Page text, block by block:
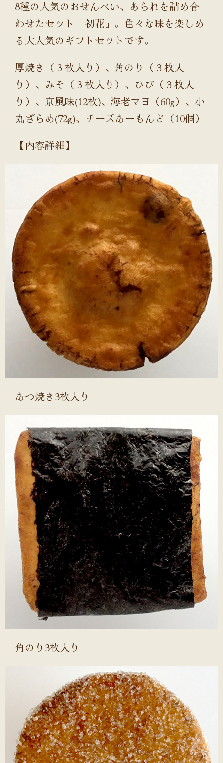
8種の人気のおせんべい、あられを詰め合
わせたセット「初花」。色々な味を楽しめ
る大人気のギフトセットです。
厚焼き（３枚入り）、角のり（３枚入
り）、みそ（３枚入り）、ひび（３枚入
り）、京風味(12枚)、海老マヨ（60g）、小
丸ざらめ(72g)、チーズあーもんど（10個）
【内容詳細】
あつ焼き3枚入り
角のり3枚入り